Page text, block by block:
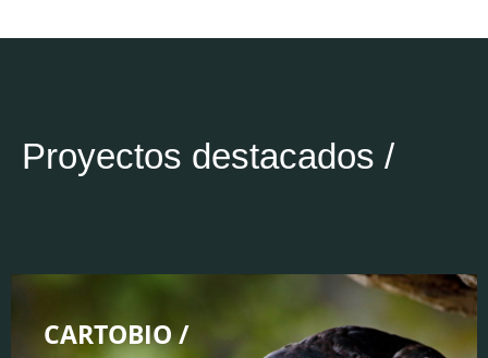
Proyectos destacados /
CARTOBIO /